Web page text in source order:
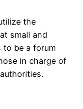
the
small and
to be a forum
in charge of